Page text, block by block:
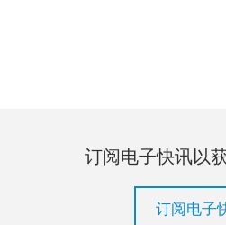
订阅电子快讯以
订阅电子